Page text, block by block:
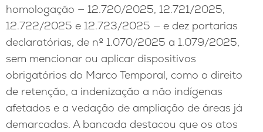
homologação — 12.720/2025, 12.721/2025,
12.722/2025 e 12.723/2025 — e dez portarias
declaratórias, de nº 1.070/2025 a 1.079/2025,
sem mencionar ou aplicar dispositivos
obrigatórios do Marco Temporal, como o direito
de retenção, a indenização a não indígenas
afetados e a vedação de ampliação de áreas já
demarcadas. A bancada destacou que os atos